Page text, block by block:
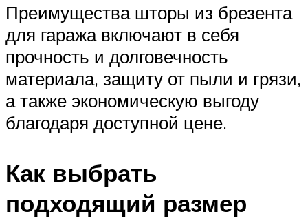
Преимущества шторы из брезента
для гаража включают в себя
прочность и долговечность
материала, защиту от пыли и грязи,
а также экономическую выгоду
благодаря доступной цене.
Как выбрать
подходящий размер